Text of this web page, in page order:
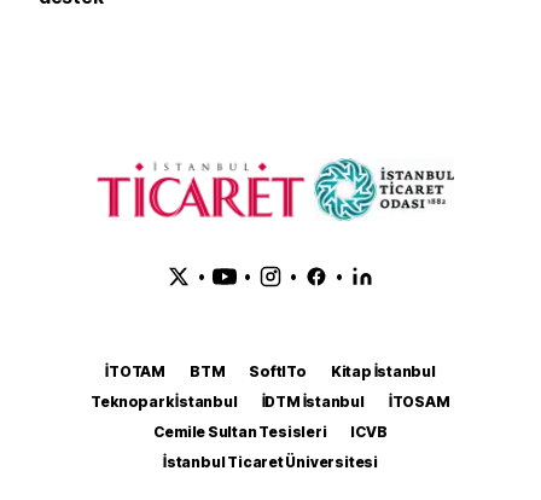
• • • •
İTOTAM BTM SoftITo
Kitap İstanbul
Teknopark İstanbul
İDTM İstanbul
İTOSAM
Cemile Sultan Tesisleri
ICVB
İstanbul Ticaret Üniversitesi